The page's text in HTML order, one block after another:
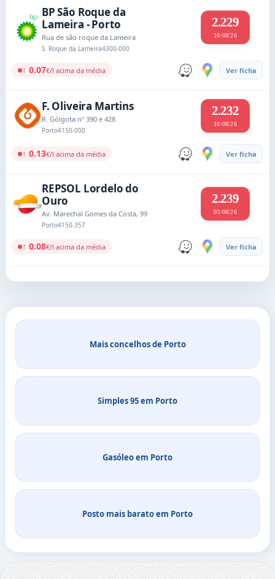
BP São Roque da
Lameira - Porto
Rua de são roque da Lameira
S. Roque da Lameira4300-000
2.229
10/08/26
↑ 0.07€/l acima da média Ver ficha
F. Oliveira Martins
R. Gólgota nº 390 e 428
Porto4150-000
2.232
10/08/26
↑ 0.13€/l acima da média Ver ficha
REPSOL Lordelo do
Ouro
Av. Marechal Gomes da Costa, 99
Porto4150-357
2.239
03/08/26
↑ 0.08€/l acima da média Ver ficha
Mais concelhos de Porto
Simples 95 em Porto
Gasóleo em Porto
Posto mais barato em Porto